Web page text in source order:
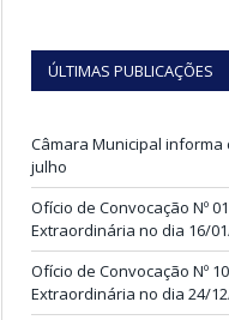
ÚLTIMAS PUBLICAÇÕES
Câmara Municipal
julho
Ofício de Convocação Nº
Extraordinária no dia 16/
Ofício de Convocação Nº
Extraordinária no dia 24/